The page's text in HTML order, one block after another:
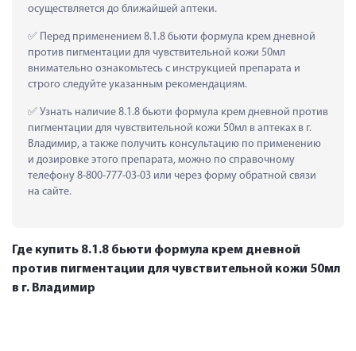
осуществляется до ближайшей аптеки.
Перед применением 8.1.8 бьюти формула крем дневной
против пигментации для чувствительной кожи 50мл
внимательно ознакомьтесь с инструкцией препарата и
строго следуйте указанным рекомендациям.
Узнать наличие 8.1.8 бьюти формула крем дневной против
пигментации для чувствительной кожи 50мл в аптеках в г.
Владимир, а также получить консультацию по применению
и дозировке этого препарата, можно по справочному
телефону 8-800-777-03-03 или через форму обратной связи
на сайте.
Где купить 8.1.8 бьюти формула крем дневной
против пигментации для чувствительной кожи 50мл
в г. Владимир